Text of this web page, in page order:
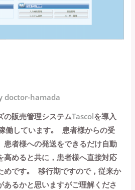
doctor-hamada
の販売管理システムTascolを導入
働しています｡ 患者様からの受
患者様への発送をできるだけ自動
高めると共に，患者様へ直接対応
めです｡ 移行期ですので，従来か
あるかと思いますがご理解くださ